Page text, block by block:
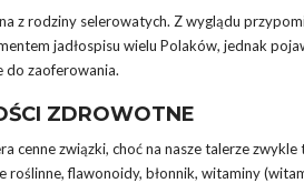
z rodziny selerowatych. Z wyglądu
jadłospisu wielu Polaków, jednak
do zaoferowania.
ZDROWOTNE
cenne związki, choć na nasze talerze
roślinne, flawonoidy, błonnik, witaminy